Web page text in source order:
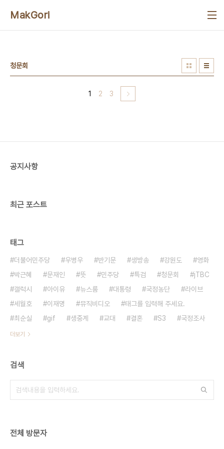
MakGori
청문회
1 2 3
공지사항
최근 포스트
태그
더불어민주당 우병우 반기문 생방송 강원도
영화
박근혜
문재인 뜻 민주당 특검 청문회
jTBC
갤럭시
아이유 뉴스룸 대통령 국정농단
라이브
세월호
이재명 뮤직비디오
태그를 입력해 주세요.
최순실
gif 생중계 교대 결혼 S3 국정조사
더보기
검색
전체 방문자